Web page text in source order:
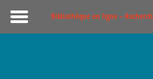
Bibliothèque en ligne –